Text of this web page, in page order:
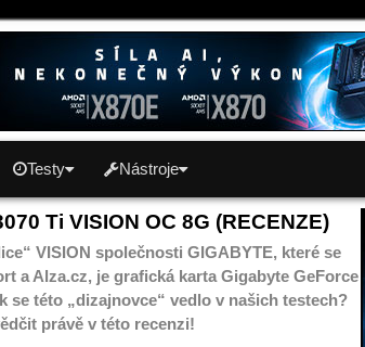
Testy Nástroje
Ti VISION OC 8G (RECENZE)
VISION společnosti GIGABYTE, které se
a Alza.cz, je grafická karta Gigabyte GeForce
se této „dizajnovce“ vedlo v našich testech?
právě v této recenzi!